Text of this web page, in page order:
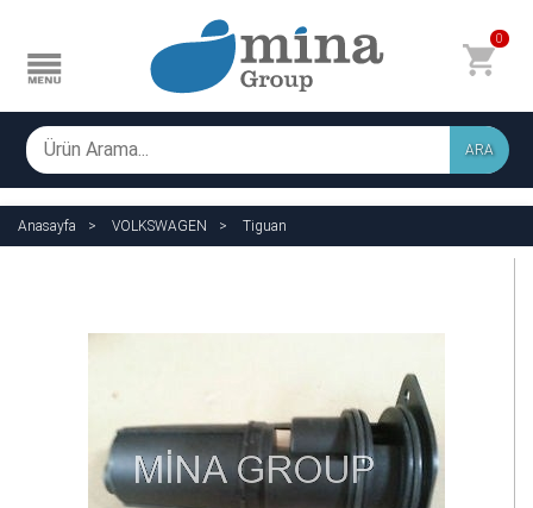
0
ARA
Anasayfa VOLKSWAGEN Tiguan